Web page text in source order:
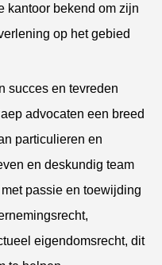
kantoor bekend om zijn
op het gebied
succes en tevreden
advocaten een breed
particulieren en
en deskundig team
passie en toewijding
eigendomsrecht, dit